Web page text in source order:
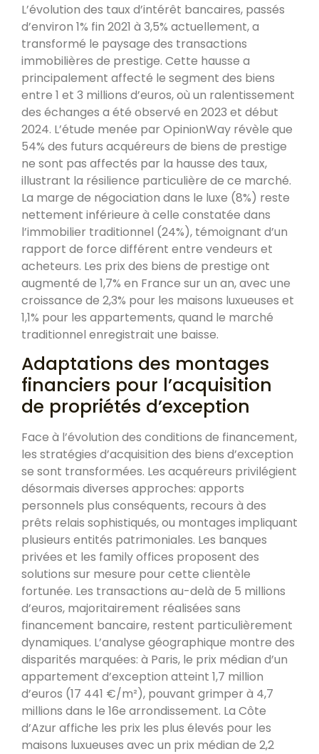
L’évolution des taux d’intérêt bancaires, passés
d’environ 1% fin 2021 à 3,5% actuellement, a
transformé le paysage des transactions
immobilières de prestige. Cette hausse a
principalement affecté le segment des biens
entre 1 et 3 millions d’euros, où un ralentissement
des échanges a été observé en 2023 et début
2024. L’étude menée par OpinionWay révèle que
54% des futurs acquéreurs de biens de prestige
ne sont pas affectés par la hausse des taux,
illustrant la résilience particulière de ce marché.
La marge de négociation dans le luxe (8%) reste
nettement inférieure à celle constatée dans
l’immobilier traditionnel (24%), témoignant d’un
rapport de force différent entre vendeurs et
acheteurs. Les prix des biens de prestige ont
augmenté de 1,7% en France sur un an, avec une
croissance de 2,3% pour les maisons luxueuses et
1,1% pour les appartements, quand le marché
traditionnel enregistrait une baisse.
Adaptations des montages
financiers pour l’acquisition
de propriétés d’exception
Face à l’évolution des conditions de financement,
les stratégies d’acquisition des biens d’exception
se sont transformées. Les acquéreurs privilégient
désormais diverses approches: apports
personnels plus conséquents, recours à des
prêts relais sophistiqués, ou montages impliquant
plusieurs entités patrimoniales. Les banques
privées et les family offices proposent des
solutions sur mesure pour cette clientèle
fortunée. Les transactions au-delà de 5 millions
d’euros, majoritairement réalisées sans
financement bancaire, restent particulièrement
dynamiques. L’analyse géographique montre des
disparités marquées: à Paris, le prix médian d’un
appartement d’exception atteint 1,7 million
d’euros (17 441 €/m²), pouvant grimper à 4,7
millions dans le 16e arrondissement. La Côte
d’Azur affiche les prix les plus élevés pour les
maisons luxueuses avec un prix médian de 2,2